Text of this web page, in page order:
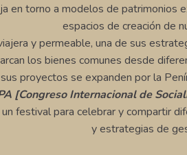
en torno a modelos de patrimonios
espacios de creación de
y permeable, una de sus
los bienes comunes desde
proyectos se expanden por la
[Congreso Internacional de
un festival para celebrar y compartir
y estrategias de